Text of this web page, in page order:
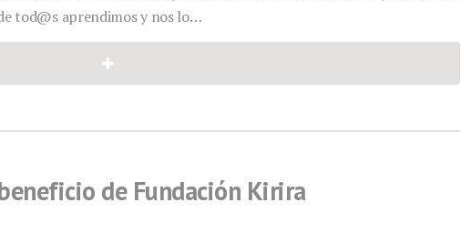
tod@s aprendimos y nos lo…
de Fundación Kirira